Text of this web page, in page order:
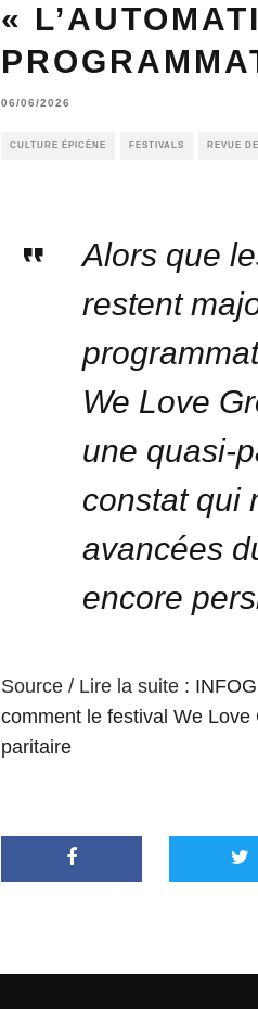
«
06/06/2026
CULTURE ÉPICÈNE FESTIVALS REVUE
Alors que
restent
We Love
une quasi-
constat qui
avancées
encore
Source / Lire la suite :
comment le festival We Love
paritaire